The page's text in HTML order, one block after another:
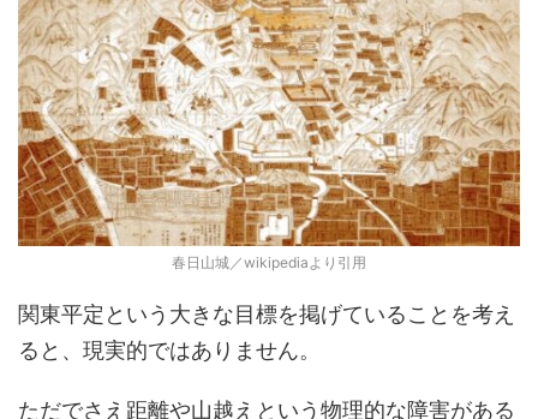
春日山城／wikipediaより引用
関東平定という大きな目標を掲げていることを考え
ると、現実的ではありません。
ただでさえ距離や山越えという物理的な障害がある